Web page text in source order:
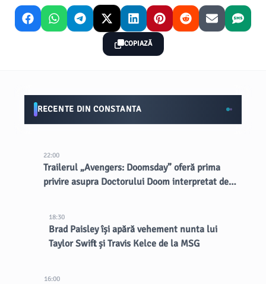
COPIAZĂ
RECENTE DIN CONSTANTA
22:00
Trailerul „Avengers: Doomsday” oferă prima
privire asupra Doctorului Doom interpretat de
18:30
Brad Paisley își apără vehement nunta lui
Taylor Swift și Travis Kelce de la MSG
16:00